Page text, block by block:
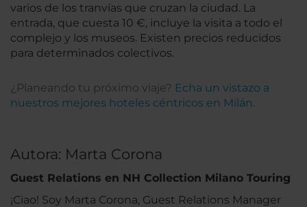
varios de los tranvías que cruzan la ciudad. La
entrada, que cuesta 10 €, incluye la visita a todo el
complejo y los museos. Existen precios reducidos
para determinados colectivos.
¿Planeando tu próximo viaje? Echa un vistazo a
nuestros mejores hoteles céntricos en Milán.
Autora: Marta Corona
Guest Relations en NH Collection Milano Touring
¡Ciao! Soy Marta Corona, Guest Relations Manager